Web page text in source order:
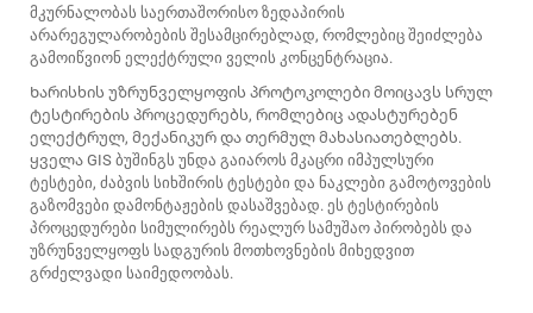
მკურნალობას საერთაშორისო ზედაპირის
არარეგულარობების შესამცირებლად, რომლებიც შეიძლება
გამოიწვიონ ელექტრული ველის კონცენტრაცია.
Ხარისხის უზრუნველყოფის პროტოკოლები მოიცავს სრულ
ტესტირების პროცედურებს, რომლებიც ადასტურებენ
ელექტრულ, მექანიკურ და თერმულ მახასიათებლებს.
ყველა GIS ბუშინგს უნდა გაიაროს მკაცრი იმპულსური
ტესტები, ძაბვის სიხშირის ტესტები და ნაკლები გამოტოვების
გაზომვები დამონტაჟების დასაშვებად. ეს ტესტირების
პროცედურები სიმულირებს რეალურ სამუშაო პირობებს და
უზრუნველყოფს სადგურის მოთხოვნების მიხედვით
გრძელვადი საიმედოობას.